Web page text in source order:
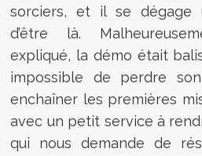
sorciers, et il se dégage
d’être là.
expliqué, la démo était
impossible de perdre
enchaîner les premières
avec un petit service à
qui nous demande de